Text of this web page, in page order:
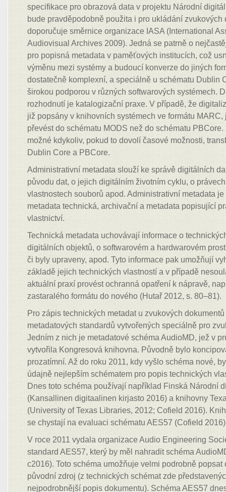
specifikace pro obrazová data v projektu Národní
bude pravděpodobně použita i pro ukládání zvukových
doporučuje směrnice organizace IASA (International
Audiovisual Archives 2009). Jedná se patrně o
pro popisná metadata v paměťových institucích, což
výměnu mezi systémy a budoucí konverze do jiných
dostatečně komplexní, a speciálně u schématu Dublin
širokou podporou v různých softwarových systémech.
rozhodnutí je katalogizační praxe. V případě, že
již popsány v knihovních systémech ve formátu
převést do schématu MODS než do schématu
možné kdykoliv, pokud to dovolí časové možnosti,
Dublin Core a PBCore.
Administrativní metadata slouží ke správě digitálních
původu dat, o jejich digitálním životním cyklu, o
vlastnostech souborů apod. Administrativní metadata
metadata technická, archivační a metadata popisující
vlastnictví.
Technická metadata uchovávají informace o
digitálních objektů, o softwarovém a hardwarovém
či byly upraveny, apod. Tyto informace pak umožňují
základě jejich technických vlastností a v případě
aktuální praxí provést ochranná opatření k nápravě,
zastaralého formátu do nového (Hutař 2012, s. 80–81).
Pro zápis technických metadat u zvukových
metadatových standardů vytvořených speciálně pro
Jedním z nich je metadatové schéma AudioMD, jež v
vytvořila Kongresová knihovna. Původně bylo
prozatímní. Až do roku 2011, kdy vyšlo schéma nové,
údajně nejlepším schématem pro popis technických
Dnes toto schéma používají například Finská Národní
(Kansallinen digitaalinen kirjasto 2016) a knihovny
(University of Texas Libraries, 2012; Cofield 2016).
se chystají na evaluaci schématu AES57 (Cofield
V roce 2011 vydala organizace Audio Engineering
standard AES57, který by měl nahradit schéma
c2016). Toto schéma umožňuje velmi podrobně
původní zdroj (z technických schémat zde
nejpodrobnější popis dokumentu). Schéma AES57